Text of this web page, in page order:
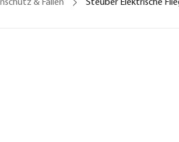
& Fallen Steuber Elektrische